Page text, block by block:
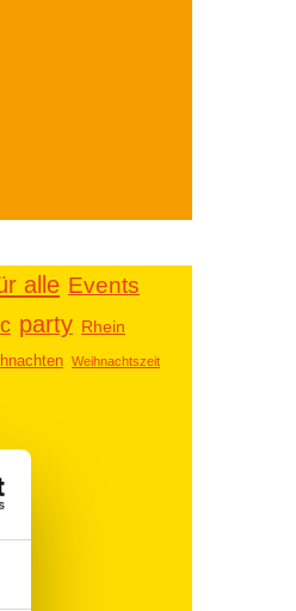
alle Events
party Rhein
Weihnachtszeit